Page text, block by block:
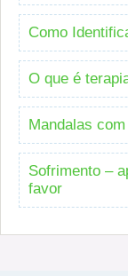
Como
O que é
Mandalas
Sofrimento –
favor